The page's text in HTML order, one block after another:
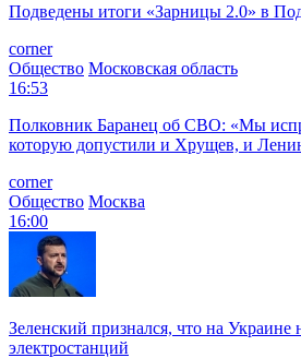
Подведены итоги «Зарницы 2.0» в
corner
Общество Московская область
16:53
Полковник Баранец об СВО: «Мы
которую допустили и Хрущев, и
corner
Общество Москва
16:00
Зеленский признался, что на Украине
электростанций